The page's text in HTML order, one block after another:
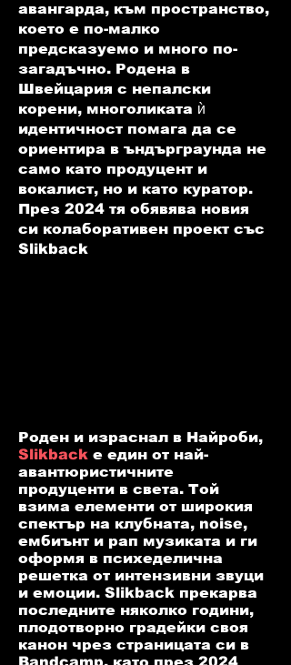
авангарда, към пространство,
което е по-малко
предсказуемо и много по-
загадъчно. Родена в
Швейцария с непалски
корени, многоликата ѝ
идентичност помага да се
ориентира в ъндърграунда не
само като продуцент и
вокалист, но и като куратор.
През 2024 тя обявява новия
си колаборативен проект със
Slikback
Роден и израснал в Найроби,
Slikback е един от най-
авантюристичните
продуценти в света. Той
взима елементи от широкия
спектър на клубната, noise,
ембиънт и рап музиката и ги
оформя в психеделична
решетка от интензивни звуци
и емоции. Slikback прекарва
последните няколко години,
плодотворно градейки своя
канон чрез страницата си в
Bandcamp, като през 2024